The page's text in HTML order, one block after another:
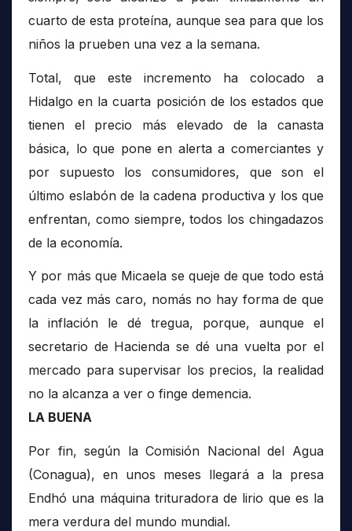
cuarto de esta proteína, aunque sea para que los
niños la prueben una vez a la semana.
Total, que este incremento ha colocado a
Hidalgo en la cuarta posición de los estados que
tienen el precio más elevado de la canasta
básica, lo que pone en alerta a comerciantes y
por supuesto los consumidores, que son el
último eslabón de la cadena productiva y los que
enfrentan, como siempre, todos los chingadazos
de la economía.
Y por más que Micaela se queje de que todo está
cada vez más caro, nomás no hay forma de que
la inflación le dé tregua, porque, aunque el
secretario de Hacienda se dé una vuelta por el
mercado para supervisar los precios, la realidad
no la alcanza a ver o finge demencia.
LA BUENA
Por fin, según la Comisión Nacional del Agua
(Conagua), en unos meses llegará a la presa
Endhó una máquina trituradora de lirio que es la
mera verdura del mundo mundial.